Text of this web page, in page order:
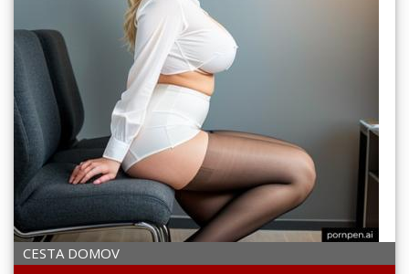
CESTA DOMOV